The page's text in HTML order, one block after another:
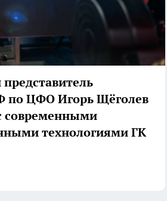
по ЦФО Игорь Щёголев
современными
технологиями ГК